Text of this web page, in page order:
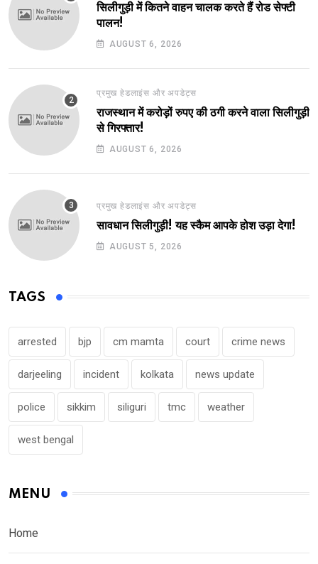
सिलीगुड़ी में कितने वाहन चालक करते हैं रोड सेफ्टी
पालन!
AUGUST 6, 2026
प्रमुख हेडलाइंस और अपडेट्स
राजस्थान में करोड़ों रुपए की ठगी करने वाला सिलीगुड़ी
से गिरफ्तार!
AUGUST 6, 2026
प्रमुख हेडलाइंस और अपडेट्स
सावधान सिलीगुड़ी! यह स्कैम आपके होश उड़ा देगा!
AUGUST 5, 2026
TAGS
arrested bjp cm mamta court crime news
darjeeling incident kolkata news update
police sikkim siliguri tmc weather
west bengal
MENU
Home